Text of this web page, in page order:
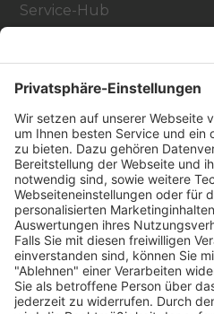
Service-Hub
Vertriebspartner finden
Stores Finden
Rechtlich
Zugänglichkeit
Careers
Bei Facility Connect
Impressum